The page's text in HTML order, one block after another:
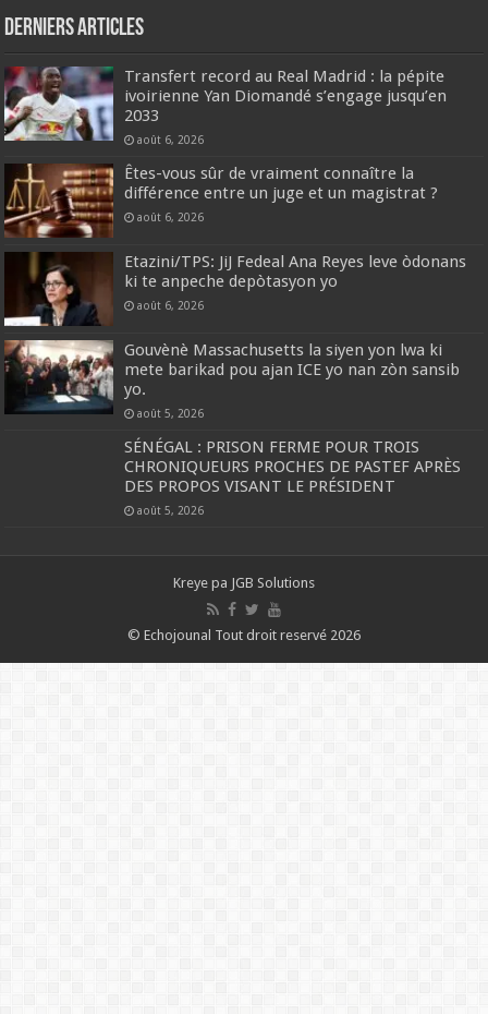
Derniers articles
Transfert record au Real Madrid : la pépite
ivoirienne Yan Diomandé s’engage jusqu’en
2033
août 6, 2026
Êtes-vous sûr de vraiment connaître la
différence entre un juge et un magistrat ?
août 6, 2026
Etazini/TPS: JiJ Fedeal Ana Reyes leve òdonans
ki te anpeche depòtasyon yo
août 6, 2026
Gouvènè Massachusetts la siyen yon lwa ki
mete barikad pou ajan ICE yo nan zòn sansib
yo.
août 5, 2026
SÉNÉGAL : PRISON FERME POUR TROIS
CHRONIQUEURS PROCHES DE PASTEF APRÈS
DES PROPOS VISANT LE PRÉSIDENT
août 5, 2026
Kreye pa JGB Solutions
© Echojounal Tout droit reservé 2026